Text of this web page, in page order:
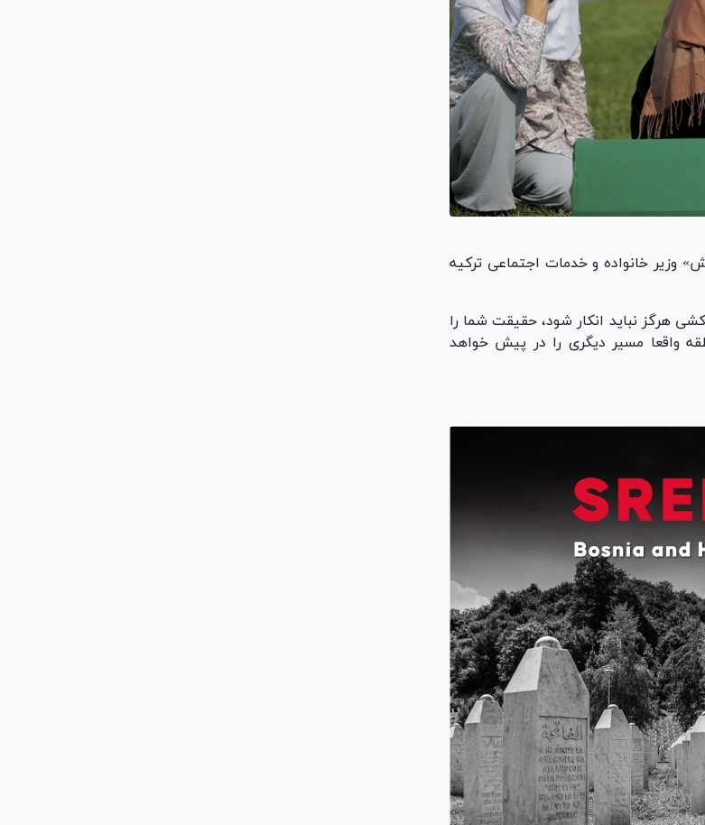
وزیر خانواده و خدمات اجتماعی ترکیه
هرگز نباید انکار شود، حقیقت شما را
واقعا مسیر دیگری را در پیش خواهد